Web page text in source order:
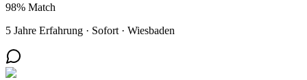
98% Match
5 Jahre Erfahrung · Sofort · Wiesbaden